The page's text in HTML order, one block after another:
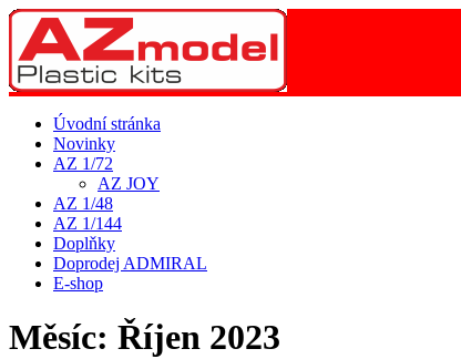
Úvodní stránka
Novinky
AZ 1/72
AZ JOY
AZ 1/48
AZ 1/144
Doplňky
Doprodej ADMIRAL
E-shop
Měsíc: Říjen 2023